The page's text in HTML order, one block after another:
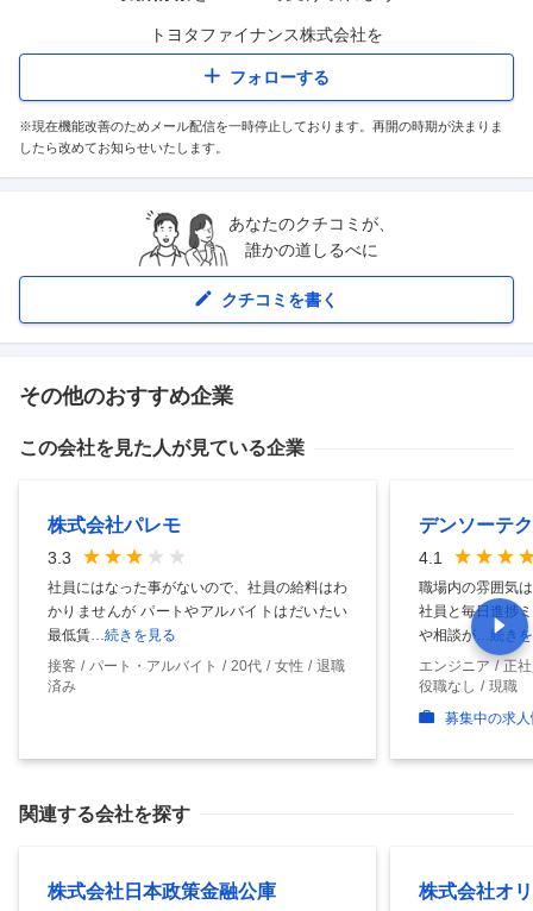
トヨタファイナンス株式会社を
フォローする
※現在機能改善のためメール配信を一時停止しております。再開の時期が決まりま
したら改めてお知らせいたします。
あなたのクチコミが、
誰かの道しるべに
クチコミを書く
その他のおすすめ企業
この会社を見た人が見ている企業
株式会社パレモ
3.3
社員にはなった事がないので、社員の給料はわ
かりませんが パートやアルバイトはだいたい
最低賃 …続きを見る
接客
パート・アルバイト 20代 女性
退職
済み
デンソーテ
4.1
職場内の雰囲気
社員と毎日進捗
や相談が …続き
エンジニア
正
役職なし
現職
募集中の求
関連する会社を探す
株式会社日本政策金融公庫
株式会社オ